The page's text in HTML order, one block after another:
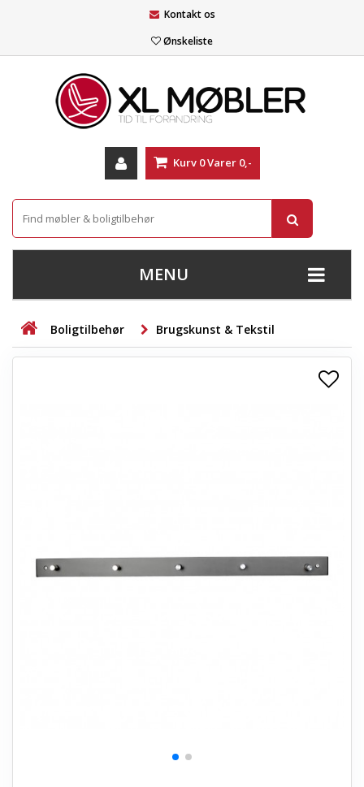
Kontakt os
Ønskeliste
Kurv 0Varer 0,-
MENU
+
STUE
+
ENTREMØBLER
Boligtilbehør Brugskunst & Tekstil